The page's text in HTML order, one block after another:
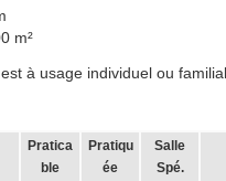
m²
à usage individuel ou
Pratica
ble
Pratiqu
ée
Salle
Spé.